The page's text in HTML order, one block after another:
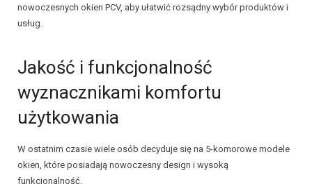
nowoczesnych okien PCV, aby ułatwić rozsądny wybór produktów i
usług.
Jakość i funkcjonalność
wyznacznikami komfortu
użytkowania
W ostatnim czasie wiele osób decyduje się na 5-komorowe modele
okien, które posiadają nowoczesny design i wysoką
funkcjonalność.